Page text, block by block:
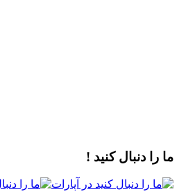
ما را دنبال کنید !